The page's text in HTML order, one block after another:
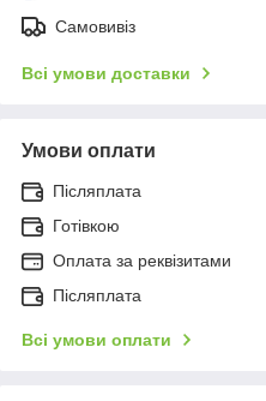
Самовивіз
Всі умови доставки
Умови оплати
Післяплата
Готівкою
Оплата за реквізитами
Післяплата
Всі умови оплати